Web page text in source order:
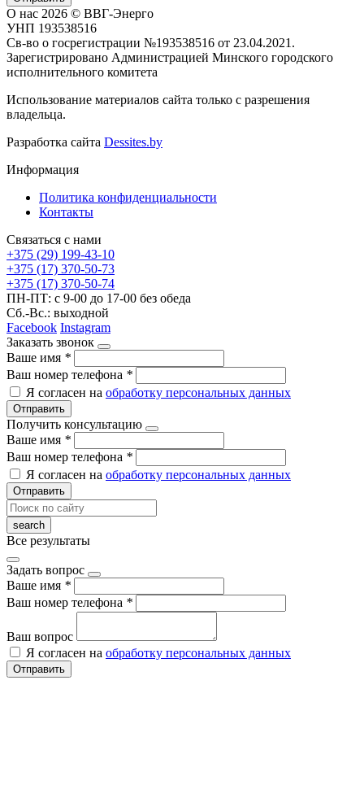
О нас 2026 © ВВГ-Энерго
УНП 193538516
Св-во о госрегистрации №193538516 от 23.04.2021.
Зарегистрировано Администрацией Минского городского
исполнительного комитета
Использование материалов сайта только с разрешения
владельца.
Разработка сайта Dessites.by
Информация
Политика конфиденциальности
Контакты
Связаться с нами
+375 (29) 199-43-10
+375 (17) 370-50-73
+375 (17) 370-50-74
ПН-ПТ: с 9-00 до 17-00 без обеда
Сб.-Вс.: выходной
Facebook Instagram
Заказать звонок
Ваше имя *
Ваш номер телефона *
Я согласен на обработку персональных данных
Отправить
Получить консультацию
Ваше имя *
Ваш номер телефона *
Я согласен на обработку персональных данных
Отправить
Все результаты
Задать вопрос
Ваше имя *
Ваш номер телефона *
Ваш вопрос
Я согласен на обработку персональных данных
Отправить